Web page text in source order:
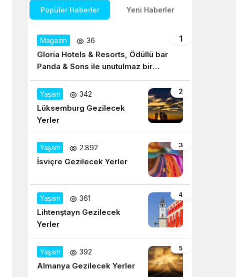
Popüler Haberler Yeni Haberler
1
Magazin 36
Gloria Hotels & Resorts, Ödüllü bar
Panda & Sons ile unutulmaz bir
Miksoloji Gecesine İmza Attı
2
Yaşam 342
Lüksemburg Gezilecek
Yerler
3
Yaşam 2.892
İsviçre Gezilecek Yerler
4
Yaşam 361
Lihtenştayn Gezilecek
Yerler
5
Yaşam 392
Almanya Gezilecek Yerler